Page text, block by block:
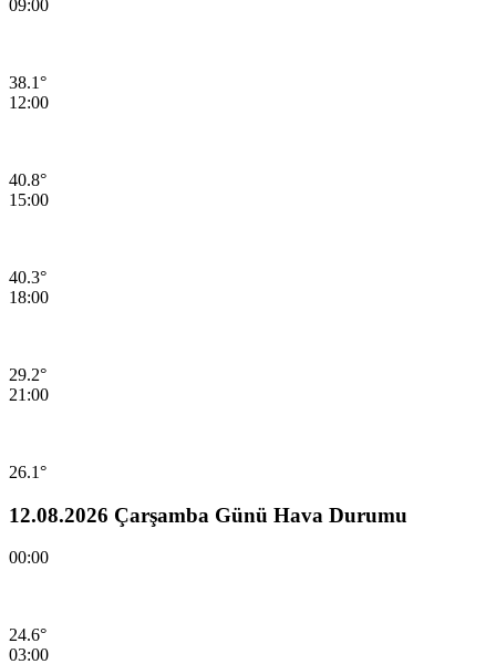
09:00
38.1°
12:00
40.8°
15:00
40.3°
18:00
29.2°
21:00
26.1°
12.08.2026 Çarşamba Günü Hava Durumu
00:00
24.6°
03:00